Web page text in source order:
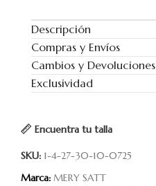
Encuentra tu talla
Descripción
Compras y Envíos
Cambios y Devoluciones
Exclusividad
SKU: 1-4-27-30-10-0725
Marca: MERY SATT